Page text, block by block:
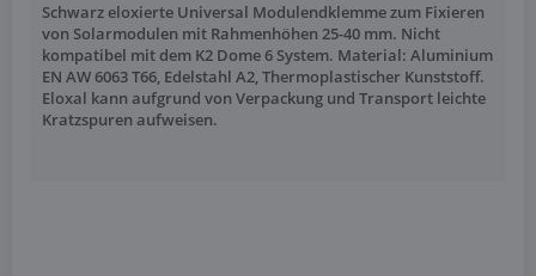
Schwarz eloxierte Universal Modulendklemme zum Fixieren
von Solarmodulen mit Rahmenhöhen 25-40 mm. Nicht
kompatibel mit dem K2 Dome 6 System. Material: Aluminium
EN AW 6063 T66, Edelstahl A2, Thermoplastischer Kunststoff.
Eloxal kann aufgrund von Verpackung und Transport leichte
Kratzspuren aufweisen.